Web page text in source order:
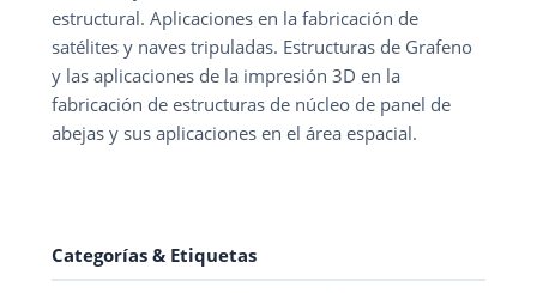
estructural. Aplicaciones en la fabricación de
satélites y naves tripuladas. Estructuras de Grafeno
y las aplicaciones de la impresión 3D en la
fabricación de estructuras de núcleo de panel de
abejas y sus aplicaciones en el área espacial.
Categorías & Etiquetas